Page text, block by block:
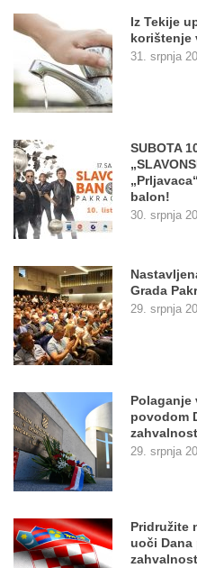
Iz Tekije
korištenje
31. srpnja
SUBOTA
balon!
30. srpnja
Grada
29. srpnja
Polaganje
povodom
29. srpnja
Pridružite
uoči